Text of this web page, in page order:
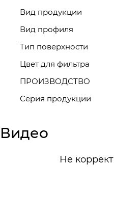
Вид продукции
Вид профиля
Тип поверхности
Цвет для фильтра
ПРОИЗВОДСТВО
Серия продукции
Видео
Не